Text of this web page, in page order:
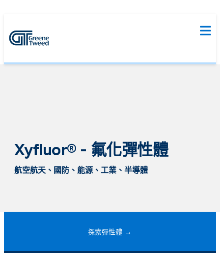
Xyfluor® - 氟化彈性體
航空航天、國防、能源、工業、半導體
探索彈性體